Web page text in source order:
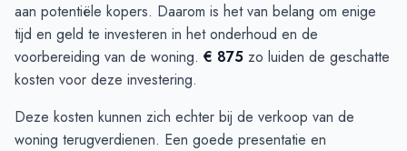
aan potentiële kopers. Daarom is het van belang om enige
tijd en geld te investeren in het onderhoud en de
voorbereiding van de woning. € 875 zo luiden de geschatte
kosten voor deze investering.
Deze kosten kunnen zich echter bij de verkoop van de
woning terugverdienen. Een goede presentatie en